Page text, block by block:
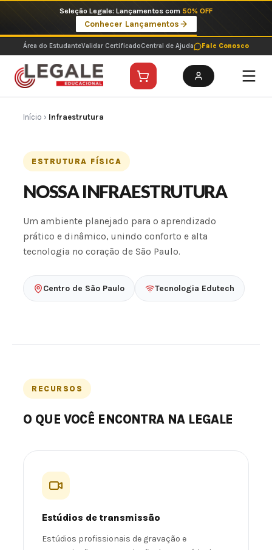
o
conteúdo
Seleção Legale: Lançamentos com 50% OFF
Conhecer Lançamentos
Área do EstudanteValidar CertificadoCentral de Ajuda Fale Conosco
Início › Infraestrutura
ESTRUTURA FÍSICA
NOSSA INFRAESTRUTURA
Um ambiente planejado para o aprendizado
prático e dinâmico, unindo conforto e alta
tecnologia no coração de São Paulo.
Centro de São Paulo Tecnologia Edutech
RECURSOS
O QUE VOCÊ ENCONTRA NA LEGALE
Estúdios de transmissão
Estúdios profissionais de gravação e